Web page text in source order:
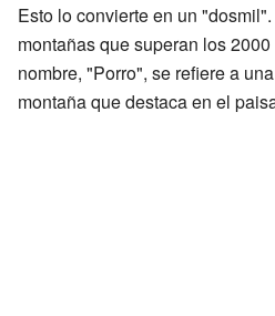
Esto lo convierte en un
montañas que superan los
nombre, "Porro", se refiere a
montaña que destaca en el